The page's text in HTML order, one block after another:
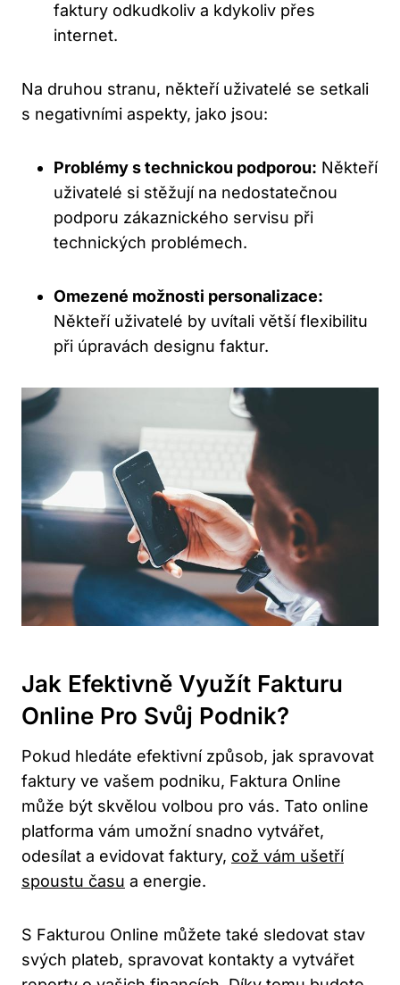
faktury odkudkoliv a kdykoliv přes
internet.
Na druhou stranu, někteří uživatelé se setkali
s negativními aspekty, jako jsou:
Problémy s technickou podporou: Někteří
uživatelé si stěžují na nedostatečnou
podporu zákaznického servisu při
technických problémech.
Omezené možnosti personalizace:
Někteří uživatelé by uvítali větší flexibilitu
při úpravách designu faktur.
Jak Efektivně Využít Fakturu
Online Pro Svůj Podnik?
Pokud hledáte efektivní způsob, jak spravovat
faktury ve vašem podniku, Faktura Online
může být skvělou volbou pro vás. Tato online
platforma vám umožní snadno vytvářet,
odesílat a evidovat faktury, což vám ušetří
spoustu času a energie.
S Fakturou Online můžete také sledovat stav
svých plateb, spravovat kontakty a vytvářet